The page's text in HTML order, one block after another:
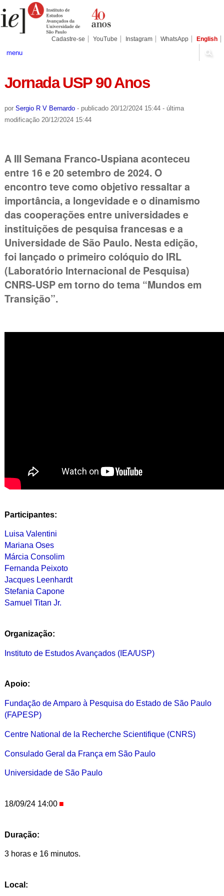
para
conteúdo.
Pessoais
Cadastre-se YouTube Instagram WhatsApp English
menu
Jornada USP 90 Anos
por Sergio R V Bernardo - publicado20/12/2024 15:44 - última
modificação20/12/2024 15:44
A III Semana Franco-Uspiana aconteceu
entre 16 e 20 setembro de 2024. O
encontro teve como objetivo ressaltar a
importância, a longevidade e o dinamismo
das cooperações entre universidades e
instituições de pesquisa francesas e a
Universidade de São Paulo. Nesta edição,
foi lançado o primeiro colóquio do IRL
(Laboratório Internacional de Pesquisa)
CNRS-USP em torno do tema “Mundos em
Transição”.
Participantes:
Luisa Valentini
Mariana Oses
Márcia Consolim
Fernanda Peixoto
Jacques Leenhardt
Stefania Capone
Samuel Titan Jr.
Organização:
Instituto de Estudos Avançados (IEA/USP)
Apoio:
Fundação de Amparo à Pesquisa do Estado de São Paulo
(FAPESP)
Centre National de la Recherche Scientifique (CNRS)
Consulado Geral da França em São Paulo
Universidade de São Paulo
18/09/24 14:00
Duração:
3 horas e 16 minutos.
Local: